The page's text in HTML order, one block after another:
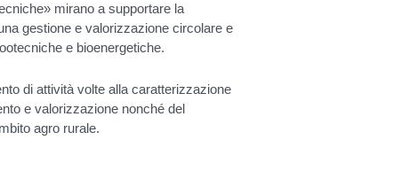
mirano a supportare la
gestione e valorizzazione circolare e
e bioenergetiche.
di attività volte alla caratterizzazione
e valorizzazione nonché del
agro rurale.